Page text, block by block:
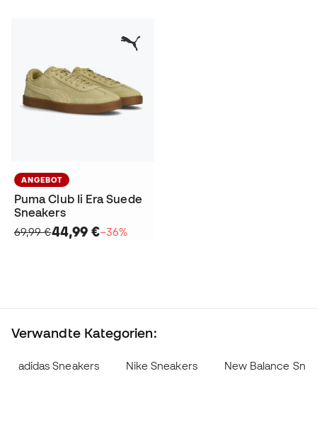
ANGEBOT
Puma Club Ii Era Suede
Sneakers
69,99 €44,99 €−36%
Verwandte Kategorien:
adidas Sneakers Nike Sneakers New Balance